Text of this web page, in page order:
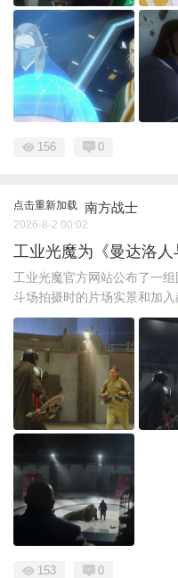
156 0
点击重新加载 南方战士
2026-8-2 00:02
工业光魔为《曼达洛
工业光魔官方网站公布了一
斗场拍摄时的片场实景和加入
153 0